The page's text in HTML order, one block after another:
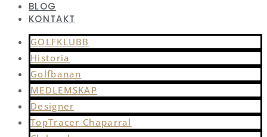
BLOG
KONTAKT
GOLFKLUBB
Historia
Golfbanan
MEDLEMSKAP
Designer
TopTracer Chaparral